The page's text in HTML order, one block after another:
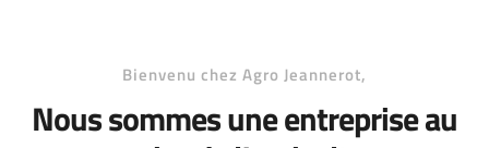
Bienvenu chez Agro Jeannerot,
Nous sommes une entreprise au